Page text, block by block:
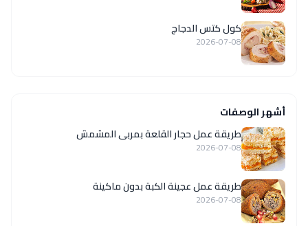
كول كتس الدجاج
2026-07-08
أشهر الوصفات
طريقة عمل حجار القلعة بمربى المشمش
2026-07-08
طريقة عمل عجينة الكبة بدون ماكينة
2026-07-08